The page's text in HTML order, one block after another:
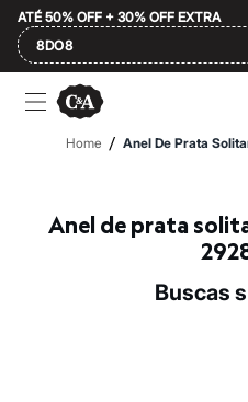
ATÉ 50% OFF + 30% OFF EXTRA
8DO8
Ofertas
Compre por Departamento
Feminino
Mindse7
Plus Size
Home / Anel De Prata
Anel de prata solitario gota azul claro
buscas